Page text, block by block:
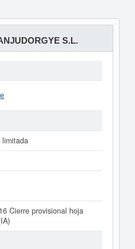
S.L.
limitada
Cierre provisional hoja